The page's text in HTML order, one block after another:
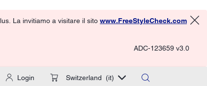
La invitiamo a visitare il sito www.FreeStyleCheck.com
ADC-123659 v3.0
Login Switzerland (it)